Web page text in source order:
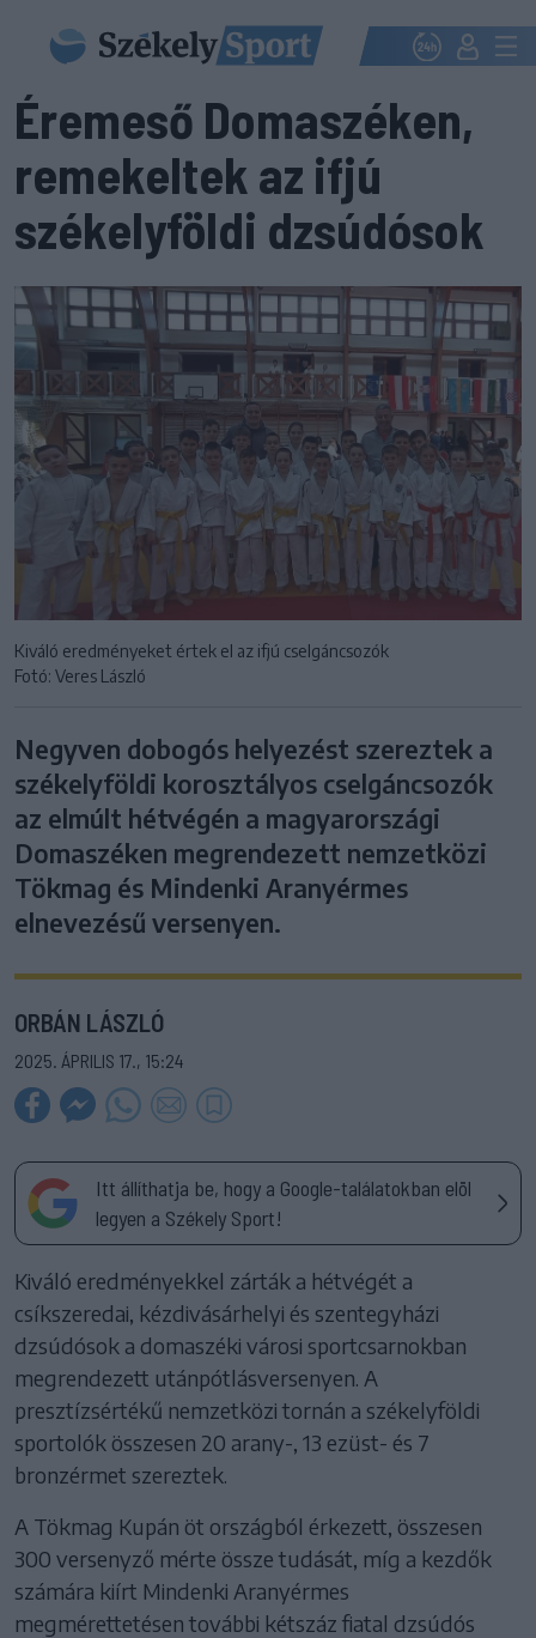
Éremeső Domaszéken,
remekeltek az ifjú
székelyföldi dzsúdósok
Kiváló eredményeket értek el az ifjú cselgáncsozók
Fotó: Veres László
Negyven dobogós helyezést szereztek a
székelyföldi korosztályos cselgáncsozók
az elmúlt hétvégén a magyarországi
Domaszéken megrendezett nemzetközi
Tökmag és Mindenki Aranyérmes
elnevezésű versenyen.
ORBÁN LÁSZLÓ
2025. ÁPRILIS 17., 15:24
Itt állíthatja be, hogy a Google-találatokban elöl
legyen a Székely Sport!
Kiváló eredményekkel zárták a hétvégét a
csíkszeredai, kézdivásárhelyi és szentegyházi
dzsúdósok a domaszéki városi sportcsarnokban
megrendezett utánpótlásversenyen. A
presztízsértékű nemzetközi tornán a székelyföldi
sportolók összesen 20 arany-, 13 ezüst- és 7
bronzérmet szereztek.
A Tökmag Kupán öt országból érkezett, összesen
300 versenyző mérte össze tudását, míg a kezdők
számára kiírt Mindenki Aranyérmes
megmérettetésen további kétszáz fiatal dzsúdós